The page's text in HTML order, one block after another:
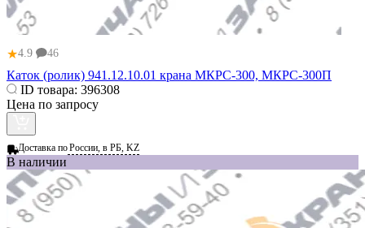
★4.9 46
Каток (ролик) 941.12.10.01 крана МКРС-300, МКРС-300П
ID товара: 396308
Цена по запросу
Доставка поРоссии, в РБ, KZ
В наличии